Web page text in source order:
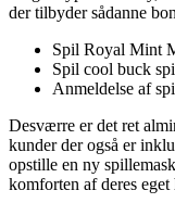
der tilbyder sådanne
Spil Royal Mint
Spil cool buck
Anmeldelse af
Desværre er det ret
kunder der også er
opstille en ny
komforten af deres eget